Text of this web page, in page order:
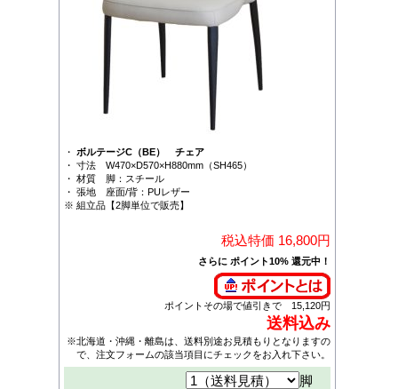
・ ボルテージC（BE） チェア
・ 寸法 W470×D570×H880mm（SH465）
・ 材質 脚：スチール
・ 張地 座面/背：PUレザー
※ 組立品【2脚単位で販売】
税込特価 16,800円
さらに ポイント10% 還元中！
ポイントその場で値引きで 15,120円
送料込み
※北海道・沖縄・離島は、送料別途お見積もりとなりますの
で、注文フォームの該当項目にチェックをお入れ下さい。
脚